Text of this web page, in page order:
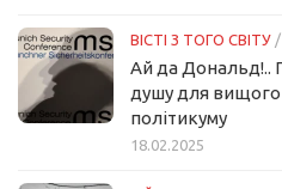
ВІСТІ З ТОГО СВІТУ /
Ай да Дональд!..
душу для
політикуму
18.02.2025